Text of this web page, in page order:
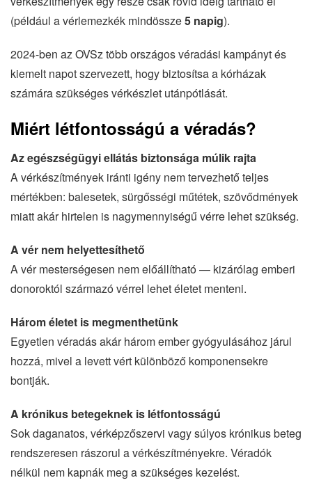
(például a vérlemezkék mindössze5 napig).
2024-ben az OVSz több országos véradási kampányt és
kiemelt napot szervezett, hogy biztosítsa a kórházak
számára szükséges vérkészlet utánpótlását.
Miért létfontosságú a véradás?
Az egészségügyi ellátás biztonsága múlik rajta
A vérkészítmények iránti igény nem tervezhető teljes
mértékben: balesetek, sürgősségi műtétek, szövődmények
miatt akár hirtelen is nagymennyiségű vérre lehet szükség.
A vér nem helyettesíthető
A vér mesterségesen nem előállítható — kizárólag emberi
donoroktól származó vérrel lehet életet menteni.
Három életet is megmenthetünk
Egyetlen véradás akár három ember gyógyulásához járul
hozzá, mivel a levett vért különböző komponensekre
bontják.
A krónikus betegeknek is létfontosságú
Sok daganatos, vérképzőszervi vagy súlyos krónikus beteg
rendszeresen rászorul a vérkészítményekre. Véradók
nélkül nem kapnák meg a szükséges kezelést.